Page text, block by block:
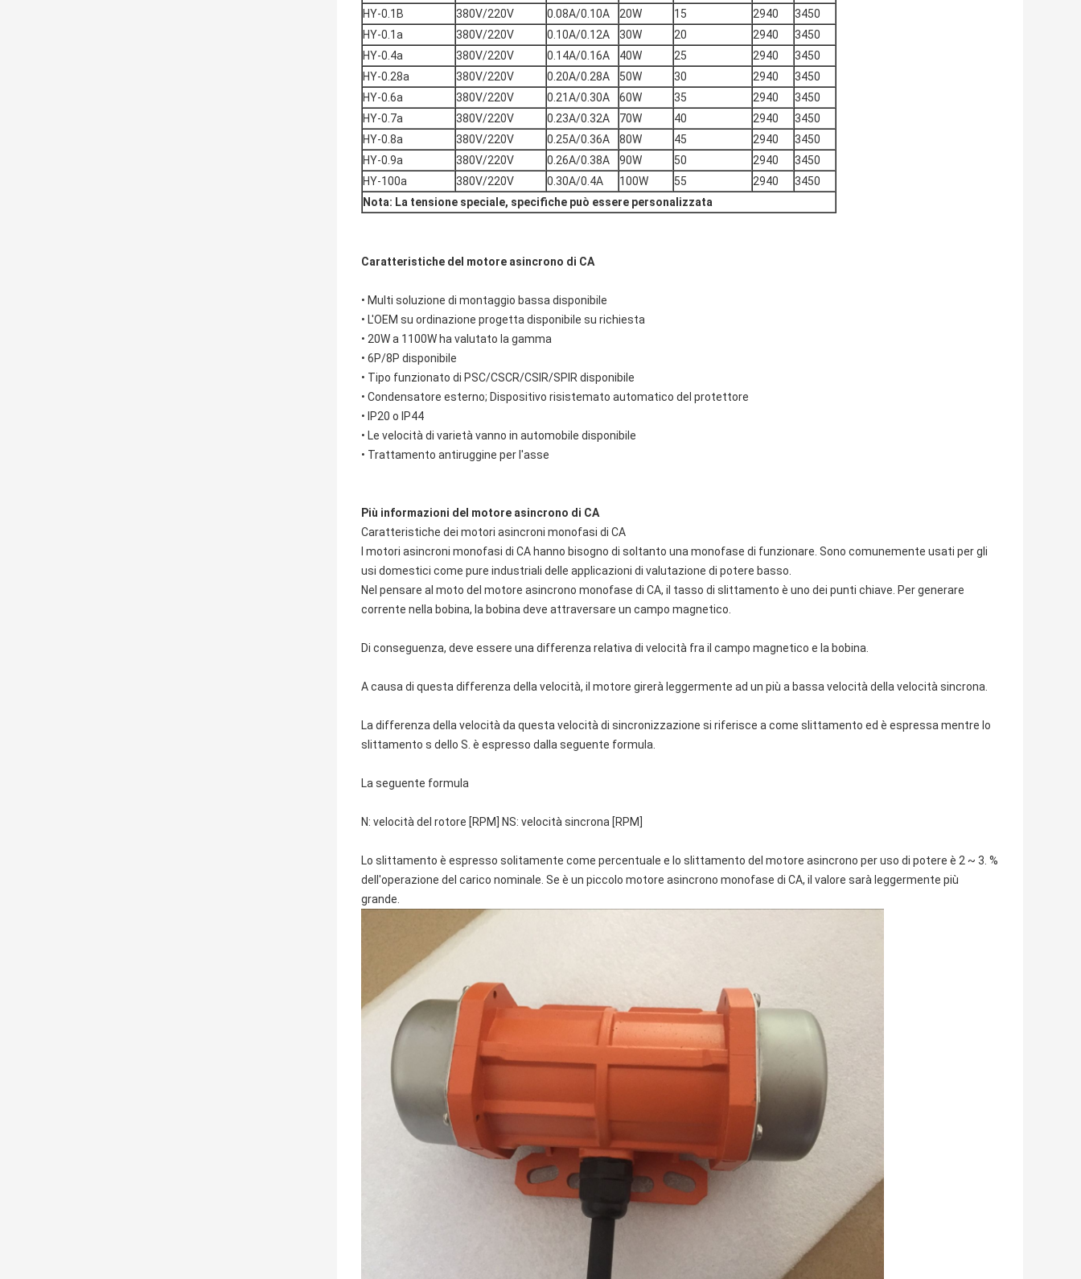
HY-0.1B
380V/220V 0.08A/0.10A 20W 15 2940
3450
HY-0.1a
380V/220V 0.10A/0.12A 30W 20 2940
3450
HY-0.4a
380V/220V 0.14A/0.16A 40W 25 2940
3450
HY-0.28a
380V/220V 0.20A/0.28A 50W 30 2940
3450
HY-0.6a
380V/220V 0.21A/0.30A 60W 35 2940
3450
HY-0.7a
380V/220V 0.23A/0.32A 70W 40 2940
3450
HY-0.8a
380V/220V 0.25A/0.36A 80W 45 2940
3450
HY-0.9a
380V/220V 0.26A/0.38A 90W 50 2940
3450
HY-100a
380V/220V 0.30A/0.4A 100W 55 2940
3450
Nota: La tensione speciale, specifiche può essere personalizzata
Caratteristiche del motore asincrono di CA
• Multi soluzione di montaggio bassa disponibile
• L'OEM su ordinazione progetta disponibile su richiesta
• 20W a 1100W ha valutato la gamma
• 6P/8P disponibile
• Tipo funzionato di PSC/CSCR/CSIR/SPIR disponibile
• Condensatore esterno; Dispositivo risistemato automatico del protettore
• IP20 o IP44
• Le velocità di varietà vanno in automobile disponibile
• Trattamento antiruggine per l'asse
Più informazioni del motore asincrono di CA
Caratteristiche dei motori asincroni monofasi di CA
I motori asincroni monofasi di CA hanno bisogno di soltanto una monofase di funzionare. Sono comunemente usati per gli
usi domestici come pure industriali delle applicazioni di valutazione di potere basso.
Nel pensare al moto del motore asincrono monofase di CA, il tasso di slittamento è uno dei punti chiave. Per generare
corrente nella bobina, la bobina deve attraversare un campo magnetico.
Di conseguenza, deve essere una differenza relativa di velocità fra il campo magnetico e la bobina.
A causa di questa differenza della velocità, il motore girerà leggermente ad un più a bassa velocità della velocità sincrona.
La differenza della velocità da questa velocità di sincronizzazione si riferisce a come slittamento ed è espressa mentre lo
slittamento s dello S. è espresso dalla seguente formula.
La seguente formula
N: velocità del rotore [RPM] NS: velocità sincrona [RPM]
Lo slittamento è espresso solitamente come percentuale e lo slittamento del motore asincrono per uso di potere è 2 ~ 3. %
dell'operazione del carico nominale. Se è un piccolo motore asincrono monofase di CA, il valore sarà leggermente più
grande.